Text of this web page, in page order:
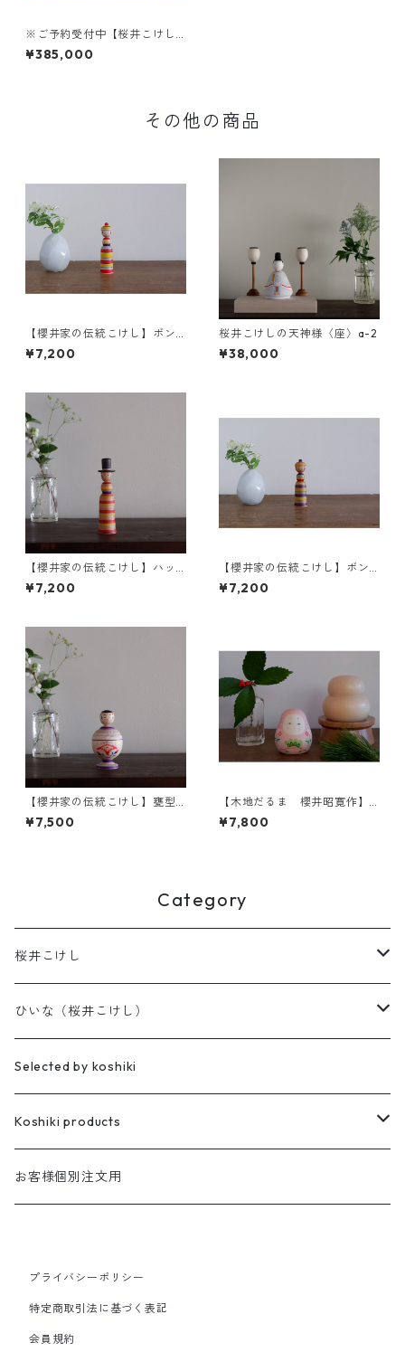
※ご予約受付中【桜井こけし
のひいな】昭寛作 段飾り〈花
桃美空〉〔十五人飾り〕
¥385,000
その他の商品
【櫻井家の伝統こけし】ボン
ボンニット帽 8-a〈イタヤカ
エデ〉
¥7,200
桜井こけしの天神様〈座〉a-2
¥38,000
【櫻井家の伝統こけし】ハッ
ト帽a-5
¥7,200
【櫻井家の伝統こけし】ボン
ボンニット帽 8-g〈山桜〉
¥7,200
【櫻井家の伝統こけし】甕型a
-2
¥7,500
【木地だるま 櫻井昭寛作】
姫だるま 二筆目 b-3
¥7,800
Category
桜井こけし
天神様
櫻井家の伝統こけし
櫻井家の鳴子こけし
櫻井家の創作こけし
Hagoromo
Kaguya
季節人形・飾り
木地人形
ひいな（桜井こけし）
昭寛作
華雅
座雛
華珠
親王飾り
貴心松華
親王飾り〔道具付き〕
五人飾り
段飾り
親王飾りセット
花つむぎ
親王飾り〔道具付き〕
花がさね
Selected by koshiki
Koshiki products
本
手ぬぐい
食べもの
お客様個別注文用
プライバシーポリシー
特定商取引法に基づく表記
会員規約